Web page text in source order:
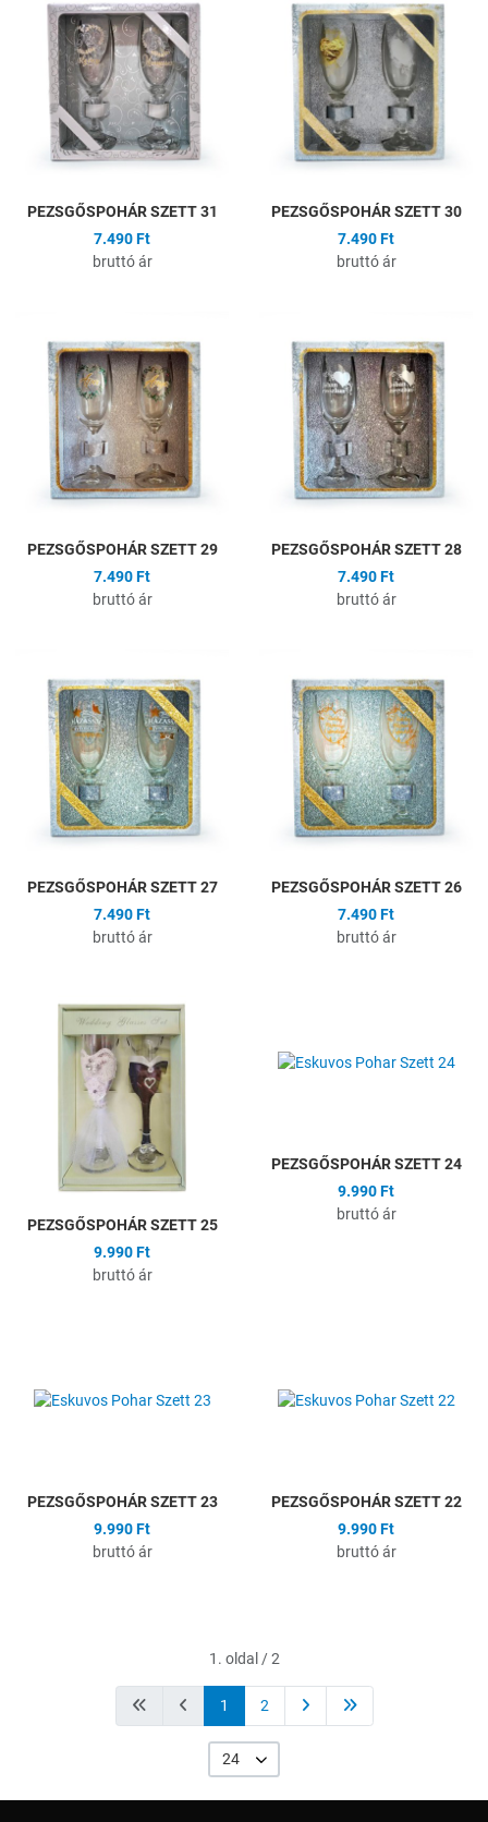
Összehasonlítás
Gyors nézet
PEZSGŐSPOHÁR SZETT 31
7.490 Ft
bruttó ár
PEZSGŐSPOHÁR SZETT 30
7.490 Ft
bruttó ár
Összehasonlítás
Gyors nézet
PEZSGŐSPOHÁR SZETT 29
7.490 Ft
bruttó ár
PEZSGŐSPOHÁR SZETT 28
7.490 Ft
bruttó ár
Összehasonlítás
Gyors nézet
PEZSGŐSPOHÁR SZETT 27
7.490 Ft
bruttó ár
PEZSGŐSPOHÁR SZETT 26
7.490 Ft
bruttó ár
Összehasonlítás
PEZSGŐSPOHÁR SZETT 25
9.990 Ft
bruttó ár
PEZSGŐSPOHÁR SZETT 24
9.990 Ft
bruttó ár
Összehasonlítás
PEZSGŐSPOHÁR SZETT 23
9.990 Ft
bruttó ár
PEZSGŐSPOHÁR SZETT 22
9.990 Ft
bruttó ár
1. oldal / 2
1 2
24